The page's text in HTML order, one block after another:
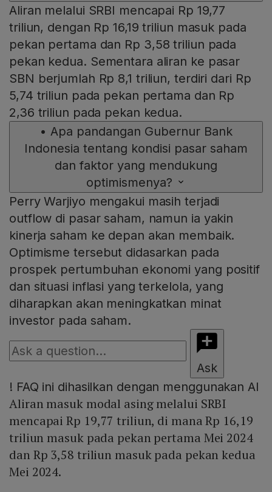
Aliran melalui SRBI mencapai Rp 19,77
triliun, dengan Rp 16,19 triliun masuk pada
pekan pertama dan Rp 3,58 triliun pada
pekan kedua. Sementara aliran ke pasar
SBN berjumlah Rp 8,1 triliun, terdiri dari Rp
5,74 triliun pada pekan pertama dan Rp
2,36 triliun pada pekan kedua.
• Apa pandangan Gubernur Bank
Indonesia tentang kondisi pasar saham
dan faktor yang mendukung
optimismenya?
Perry Warjiyo mengakui masih terjadi
outflow di pasar saham, namun ia yakin
kinerja saham ke depan akan membaik.
Optimisme tersebut didasarkan pada
prospek pertumbuhan ekonomi yang positif
dan situasi inflasi yang terkelola, yang
diharapkan akan meningkatkan minat
investor pada saham.
Ask
! FAQ ini dihasilkan dengan menggunakan AI
Aliran masuk modal asing melalui SRBI
mencapai Rp 19,77 triliun, di mana Rp 16,19
triliun masuk pada pekan pertama Mei 2024
dan Rp 3,58 triliun masuk pada pekan kedua
Mei 2024.